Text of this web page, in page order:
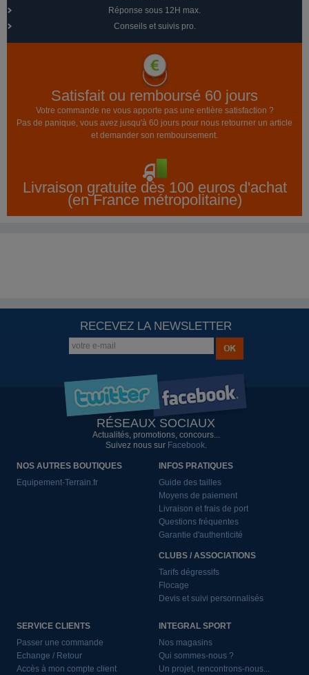
Réponse sous 12H max.
Conseils et suivis pro.
Satisfait ou remboursé 60 jours
Votre commande ne vous apporte pas une entière satisfaction ?
Pas de panique, vous avez jusqu'à 60 jours pour nous retourner un article
et demander son remboursement.
Livraison gratuite dès 100 euros d'achat
(en France métropolitaine)
RECEVEZ LA NEWSLETTER
RÉSEAUX SOCIAUX
Actualités, promotions, concours...
Suivez nous sur Facebook.
NOS AUTRES BOUTIQUES
Equipement-Terrain.fr
INFOS PRATIQUES
Guide des tailles
Moyens de paiement
Livraison et frais de port
Questions fréquentes
Garantie d'authenticité
CLUBS / ASSOCIATIONS
Tarifs dégressifs
Flocage
Devis et suivi personnalisés
SERVICE CLIENTS
Passer une commande
Echange / Retour
Accès à mon compte client
INTEGRAL SPORT
Nos magasins
Qui sommes-nous ?
Un projet, rencontrons-nous...